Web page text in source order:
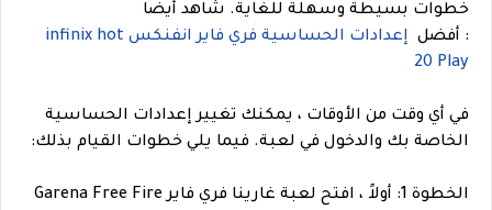
خطوات بسيطة وسهلة للغاية. شاهد أيضا
: أفضل
إعدادات الحساسية فري فاير انفنكس infinix hot
20 Play
في أي وقت من الأوقات ، يمكنك تغيير إعدادات الحساسية
الخاصة بك والدخول في لعبة. فيما يلي خطوات القيام بذلك: